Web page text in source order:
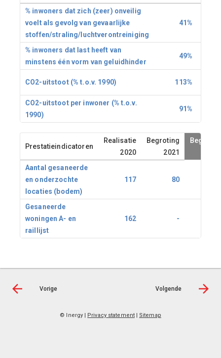
% inwoners dat zich (zeer) onveilig
voelt als gevolg van gevaarlijke
stoffen/straling/luchtverontreiniging
41%
% inwoners dat last heeft van
minstens één vorm van geluidhinder
49%
CO2-uitstoot (% t.o.v. 1990) 113%
CO2-uitstoot per inwoner (% t.o.v.
1990)
91%
Prestatieindicatoren
Realisatie
2020
Begroting
2021
Aantal gesaneerde
en onderzochte
locaties (bodem)
117 80
Gesaneerde
woningen A- en
raillijst
162 -
Vorige Volgende
© Inergy | Privacy statement| Sitemap